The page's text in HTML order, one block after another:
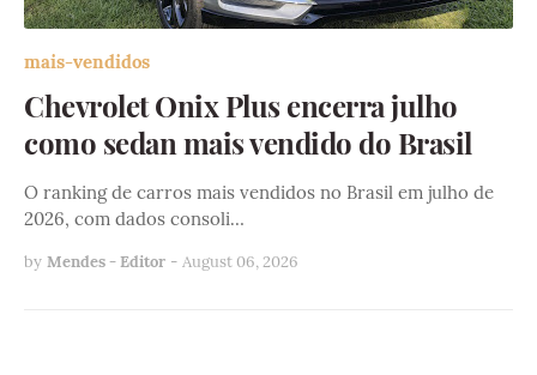
mais-vendidos
Chevrolet Onix Plus encerra julho
como sedan mais vendido do Brasil
O ranking de carros mais vendidos no Brasil em julho de
2026, com dados consoli…
by Mendes - Editor - August 06, 2026